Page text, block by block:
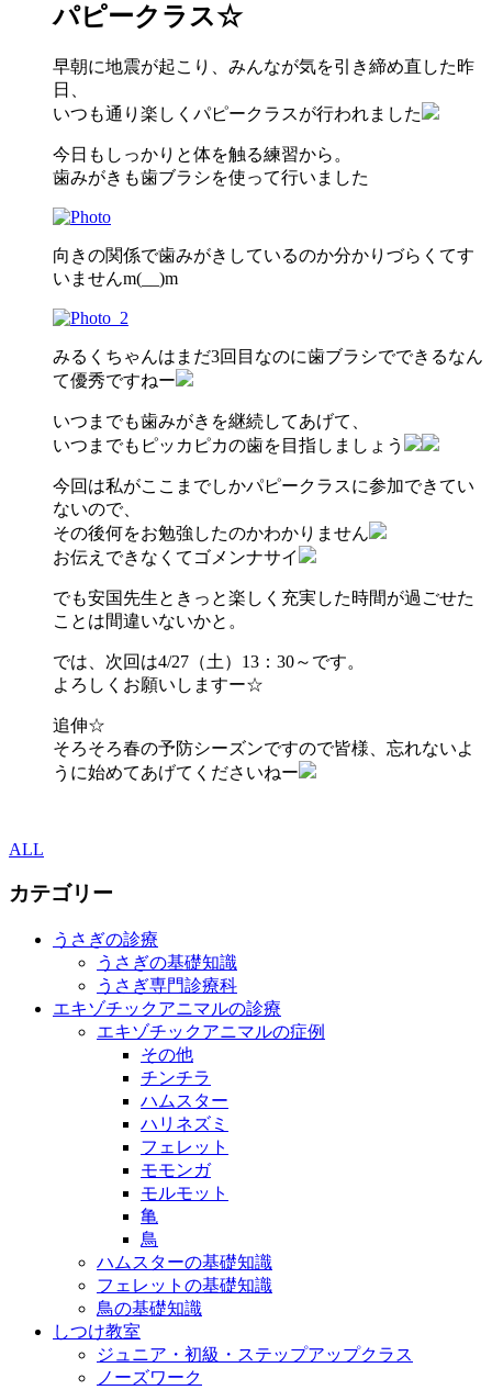
パピークラス☆
早朝に地震が起こり、みんなが気を引き締め直した昨
日、
いつも通り楽しくパピークラスが行われました
今日もしっかりと体を触る練習から。
歯みがきも歯ブラシを使って行いました
向きの関係で歯みがきしているのか分かりづらくてす
いませんm(__)m
みるくちゃんはまだ3回目なのに歯ブラシでできるなん
て優秀ですねー
いつまでも歯みがきを継続してあげて、
いつまでもピッカピカの歯を目指しましょう
今回は私がここまでしかパピークラスに参加できてい
ないので、
その後何をお勉強したのかわかりません
お伝えできなくてゴメンナサイ
でも安国先生ときっと楽しく充実した時間が過ごせた
ことは間違いないかと。
では、次回は4/27（土）13：30～です。
よろしくお願いしますー☆
追伸☆
そろそろ春の予防シーズンですので皆様、忘れないよ
うに始めてあげてくださいねー
ALL
カテゴリー
うさぎの診療
うさぎの基礎知識
うさぎ専門診療科
エキゾチックアニマルの診療
エキゾチックアニマルの症例
その他
チンチラ
ハムスター
ハリネズミ
フェレット
モモンガ
モルモット
亀
鳥
ハムスターの基礎知識
フェレットの基礎知識
鳥の基礎知識
しつけ教室
ジュニア・初級・ステップアップクラス
ノーズワーク